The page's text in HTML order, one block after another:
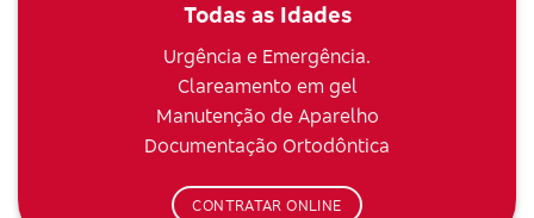
Todas as Idades
Urgência e Emergência.
Clareamento em gel
Manutenção de Aparelho
Documentação Ortodôntica
CONTRATAR ONLINE